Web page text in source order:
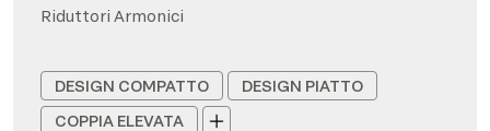
Riduttori Armonici
DESIGN COMPATTO
DESIGN PIATTO
COPPIA ELEVATA